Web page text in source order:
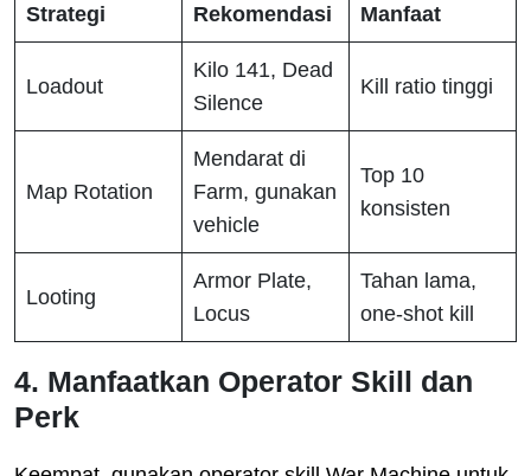
Strategi Rekomendasi Manfaat
Loadout
Kilo 141, Dead
Silence
Kill ratio tinggi
Map Rotation
Mendarat di
Farm, gunakan
vehicle
Top 10
konsisten
Looting
Armor Plate,
Locus
Tahan lama,
one-shot kill
4. Manfaatkan Operator Skill dan
Perk